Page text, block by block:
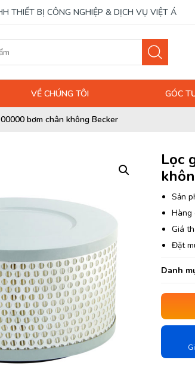
THIẾT BỊ CÔNG NGHIỆP & DỊCH VỤ VIỆT Á
VỀ CHÚNG TÔI GÓC
bơm chân không Becker
Lọc
Sản
Hàng
Giá
Đặt
Danh